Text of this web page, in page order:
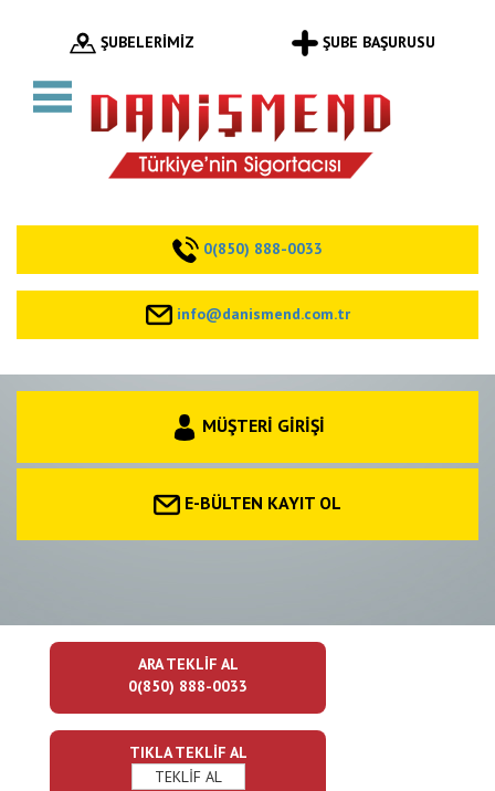
ŞUBELERİMİZ ŞUBE BAŞURUSU
0(850) 888-0033
info@danismend.com.tr
MÜŞTERİ GİRİŞİ
E-BÜLTEN KAYIT OL
ARA TEKLİF AL
0(850) 888-0033
TIKLA TEKLİF AL
TEKLİF AL